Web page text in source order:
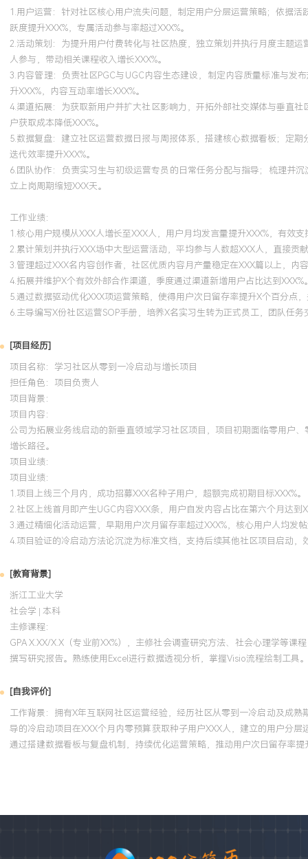
1.用户运营：针对社区核心用户流失问题，制定用户分层运营策略；依据
跃度提升XXX%，专属活动参与率超过XXX%。
2.活动策划：为提升用户付费转化与社区热度，独立策划并执行月度主题
人参与，带动相关课程收入增长XXX%。
3.内容管理：负责社区PGC与UGC内容生态建设，制定内容质量标准与
升XXX%，内容互动率增长XXX%。
4.渠道拓展：为获取新用户并扩大社区影响力，开拓外部社交媒体与垂直
户获取成本降低XXX%。
5.数据复盘：建立社区运营数据日报与周报体系，搭建核心数据看板；定
迭代效率提升XXX%。
6.团队协作：负责实习生与初级运营专员的日常任务分配与指导；梳理并
立上岗周期缩短XXX天。
工作业绩：
1.核心用户规模从XXX人增长至XXX人，用户月均发言量提升XXX%，有效
2.累计策划并执行XXX场中大型运营活动，平均参与人数超XXX人，直接贡
3.管理超过XXX名内容创作者，社区优质内容月产量稳定在XXX篇以上，内
4.拓展并维护X个有效外部合作渠道，季度通过渠道新增用户占比达到XXX%
5.通过数据驱动优化XXX项运营策略，使得用户次日留存率提升X个百分点
6.主导编写X份社区运营SOP手册，培养X名实习生转为正式员工，团队任务
[项目经历]
项目名称：学习社区从零到一冷启动与增长项目
担任角色： 项目负责人
项目背景：
项目内容：
公司为拓展业务线启动的新垂直领域学习社区项目，项目初期面临零用户
增长路径。
项目业绩：
项目业绩：
1.项目上线三个月内，成功招募XXX名种子用户，超额完成初期目标XXX%。
2.社区上线首月即产生UGC内容XXX条，用户自发内容占比在第六个月达到
3.通过精细化活动运营，早期用户次月留存率超过XXX%，核心用户人均发
4.项目验证的冷启动方法论沉淀为标准文档，支持后续其他社区项目启动，
[教育背景]
浙江工业大学
社会学 | 本科
主修课程：
GPA X.XX/X.X（专业前XX%），主修社会调查研究方法、社会心理学等
撰写研究报告。熟练使用Excel进行数据透视分析，掌握Visio流程绘制工具。
[自我评价]
工作背景：拥有X年互联网社区运营经验，经历社区从零到一冷启动及成
导的冷启动项目在XXX个月内零预算获取种子用户XXX人，建立的用户分
通过搭建数据看板与复盘机制，持续优化运营策略，推动用户次日留存率